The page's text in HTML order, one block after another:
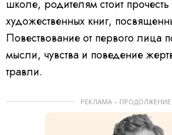
школе, родителям стоит
художественных книг,
Повествование от первого лица
мысли, чувства и поведение
травли.
РЕКЛАМА –